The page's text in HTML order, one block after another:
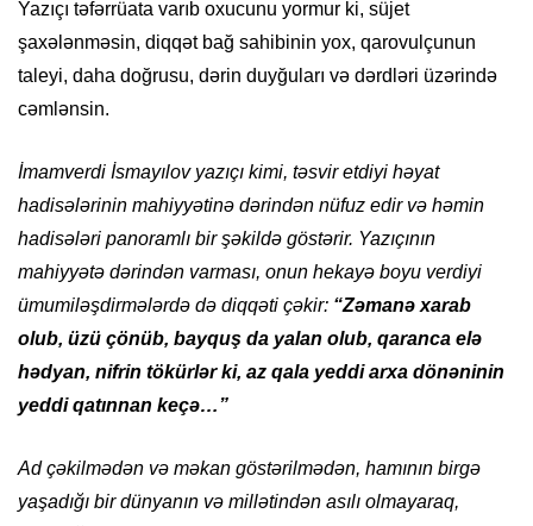
Yazıçı təfərrüata varıb oxucunu yormur ki, süjet
şaxələnməsin, diqqət bağ sahibinin yox, qarovulçunun
taleyi, daha doğrusu, dərin duyğuları və dərdləri üzərində
cəmlənsin.
İmamverdi İsmayılov yazıçı kimi, təsvir etdiyi həyat
hadisələrinin mahiyyətinə dərindən nüfuz edir və həmin
hadisələri panoramlı bir şəkildə göstərir. Yazıçının
mahiyyətə dərindən varması, onun hekayə boyu verdiyi
ümumiləşdirmələrdə də diqqəti çəkir: “Zəmanə xarab
olub, üzü çönüb, bayquş da yalan olub, qaranca elə
hədyan, nifrin tökürlər ki, az qala yeddi arxa dönəninin
yeddi qatınnan keçə…”
Ad çəkilmədən və məkan göstərilmədən, hamının birgə
yaşadığı bir dünyanın və millətindən asılı olmayaraq,